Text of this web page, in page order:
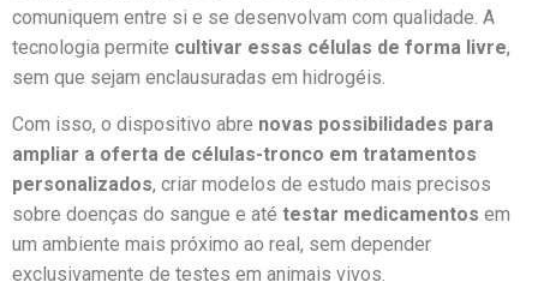
comuniquem entre si e se desenvolvam com qualidade. A
tecnologia permite cultivar essas células de forma livre,
sem que sejam enclausuradas em hidrogéis.
Com isso, o dispositivo abre novas possibilidades para
ampliar a oferta de células-tronco em tratamentos
personalizados, criar modelos de estudo mais precisos
sobre doenças do sangue e até testar medicamentos em
um ambiente mais próximo ao real, sem depender
exclusivamente de testes em animais vivos.